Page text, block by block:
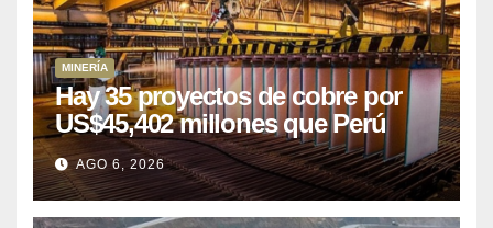
MINERÍA
Hay 35 proyectos de cobre por
US$45,402 millones que Perú
puede aprovechar
AGO 6, 2026